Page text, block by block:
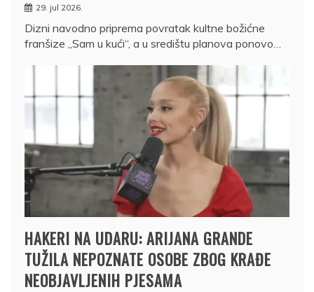
29. jul 2026.
Dizni navodno priprema povratak kultne božićne
franšize „Sam u kući“, a u središtu planova ponovo…
HAKERI NA UDARU: ARIJANA GRANDE
TUŽILA NEPOZNATE OSOBE ZBOG KRAĐE
NEOBJAVLJENIH PJESAMA